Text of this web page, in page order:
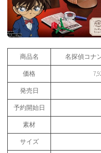
商品名 名探偵コナ
価格
発売日
予約開始日
素材
サイズ